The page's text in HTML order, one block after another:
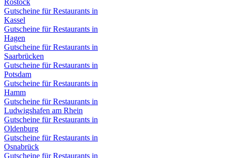
Rostock
Gutscheine für Restaurants in
Kassel
Gutscheine für Restaurants in
Hagen
Gutscheine für Restaurants in
Saarbrücken
Gutscheine für Restaurants in
Potsdam
Gutscheine für Restaurants in
Hamm
Gutscheine für Restaurants in
Ludwigshafen am Rhein
Gutscheine für Restaurants in
Oldenburg
Gutscheine für Restaurants in
Osnabrück
Gutscheine für Restaurants in